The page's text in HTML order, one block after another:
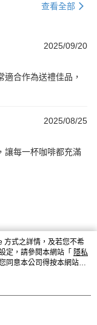
查看全部
2025/09/20
合作為送禮佳品，
2025/08/25
讓每一杯咖啡都充滿
方式之詳情，及若您不希
定，請參閱本網站「 隱私
同意本公司得按本網站使